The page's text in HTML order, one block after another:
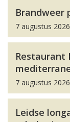
Brandweer
7 augustus 2026
Restaurant
7 augustus 2026
Leidse